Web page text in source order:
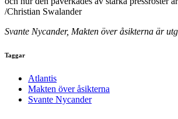
/Christian Swalander
Svante Nycander, Makten över åsikterna är
Taggar
Atlantis
Makten över åsikterna
Svante Nycander